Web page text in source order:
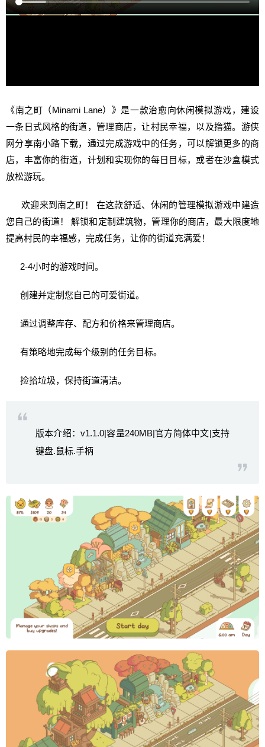
《南之町（Minami Lane）》是一款治愈向休闲模拟游戏，建设
一条日式风格的街道，管理商店，让村民幸福，以及撸猫。游侠
网分享南小路下载，通过完成游戏中的任务，可以解锁更多的商
店，丰富你的街道，计划和实现你的每日目标，或者在沙盒模式
放松游玩。
欢迎来到南之町！ 在这款舒适、休闲的管理模拟游戏中建造
您自己的街道！ 解锁和定制建筑物，管理你的商店，最大限度地
提高村民的幸福感，完成任务，让你的街道充满爱！
2-4小时的游戏时间。
创建并定制您自己的可爱街道。
通过调整库存、配方和价格来管理商店。
有策略地完成每个级别的任务目标。
捡拾垃圾，保持街道清洁。
版本介绍：v1.1.0|容量240MB|官方简体中文|支持
键盘.鼠标.手柄